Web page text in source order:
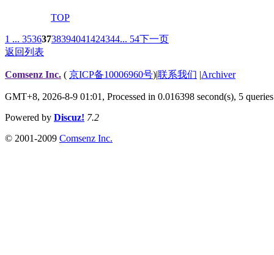
TOP
1 ... 35363738394041424344... 54下一页
返回列表
Comsenz Inc. ( 京ICP备10006960号)|联系我们 |Archiver
GMT+8, 2026-8-9 01:01, Processed in 0.016398 second(s), 5 queries
Powered by Discuz! 7.2
© 2001-2009 Comsenz Inc.